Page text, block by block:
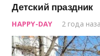
Детский праздник
HAPPY-DAY 2 года